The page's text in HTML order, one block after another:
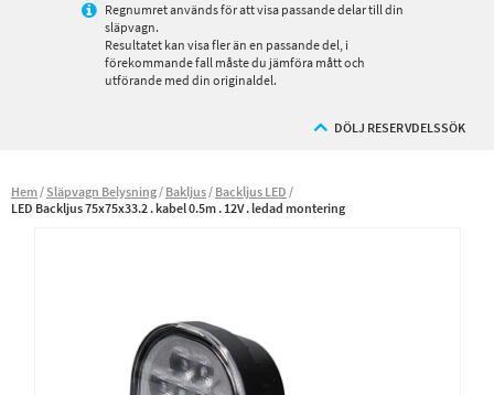
Regnumret används för att visa passande delar till din
släpvagn.
Resultatet kan visa fler än en passande del, i
förekommande fall måste du jämföra mått och
utförande med din originaldel.
DÖLJ RESERVDELSSÖK
Hem Släpvagn Belysning Bakljus Backljus LED
LED Backljus 75x75x33.2 . kabel 0.5m . 12V . ledad montering